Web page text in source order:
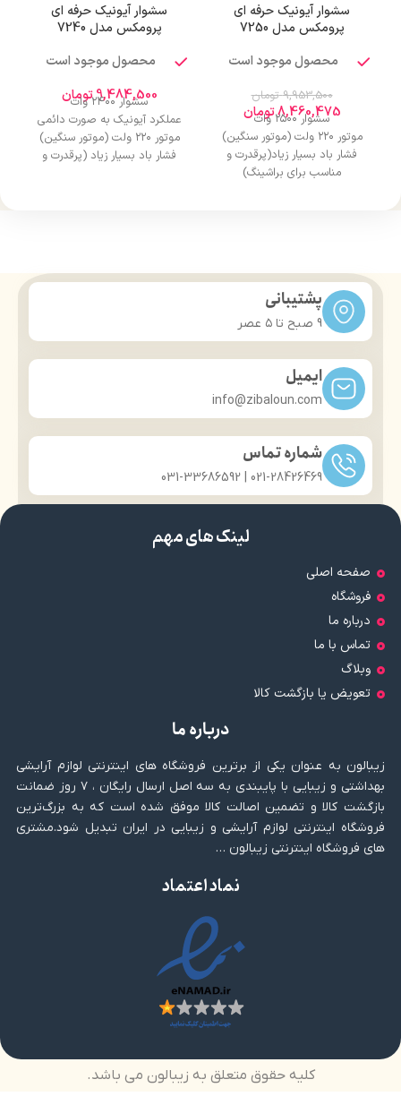
سشوار آیونیک حرفه ای
پرومکس مدل 7250
محصول موجود است
9,953,500 تومان
8,460,475تومان
سشوار ۲۵۰۰ وات
موتور ۲۲۰ ولت (موتور سنگین)
فشار باد بسیار زیاد(پرقدرت و
مناسب برای براشینگ)
۳ سری متمرکز کننده هوا
سیم ۳ متری
حلقه آویزان کردن سشوار
سشوار آیونیک حرفه ای
پرومکس مدل 7240
محصول موجود است
9,484,500تومان
سشوار ۲۴۰۰ وات
عملکرد آیونیک به صورت دائمی
موتور ۲۲۰ ولت (موتور سنگین)
فشار باد بسیار زیاد (پرقدرت و
گرم)
پشتیبانی
9 صبح تا ۵ عصر
ایمیل
info@zibaloun.com
شماره تماس
021-28426469 | 031-33686592
لینک های مهم
صفحه اصلی
فروشگاه
درباره ما
تماس با ما
وبلاگ
تعویض یا بازگشت کالا
درباره ما
زیبالون به عنوان یکی از برترین فروشگاه های اینترنتی لوازم آرایشی
بهداشتی و زیبایی با پایبندی به سه اصل ارسال رایگان ، ۷ روز ضمانت
بازگشت کالا و تضمین اصالت کالا موفق شده است که به بزرگ‌ترین
فروشگاه اینترنتی لوازم آرایشی و زیبایی در ایران تبدیل شود.مشتری
های فروشگاه اینترنتی زیبالون …
نماد اعتماد
کلیه حقوق متعلق به زیبالون می باشد.